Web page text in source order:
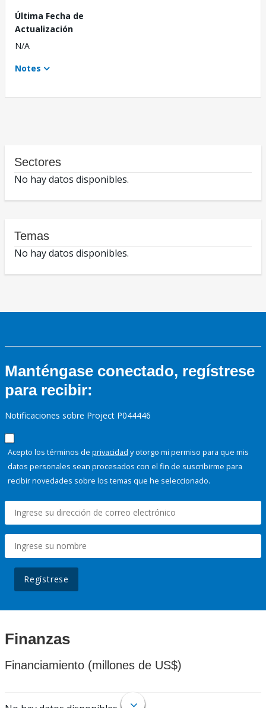
Última Fecha de
Actualización
N/A
Notes
Sectores
No hay datos disponibles.
Temas
No hay datos disponibles.
Manténgase conectado, regístrese
para recibir:
Notificaciones sobre Project P044446
Acepto los términos de privacidad y otorgo mi permiso para que mis
datos personales sean procesados con el fin de suscribirme para
recibir novedades sobre los temas que he seleccionado.
Regístrese
Finanzas
Financiamiento (millones de US$)